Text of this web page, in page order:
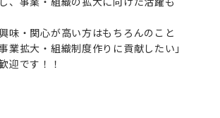
味・関心が高い方はもちろんのこと
業拡大・組織制度作りに貢献したい」
迎です！！